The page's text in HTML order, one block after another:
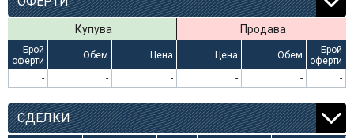
Купува Продава
Брой
оферти
Обем Цена Цена Обем
Брой
оферти
-
- - - - -
СДЕЛКИ